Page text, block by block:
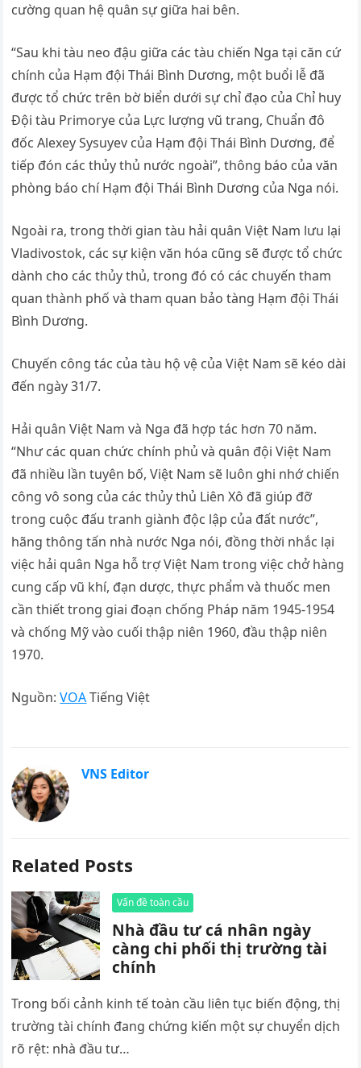
cường quan hệ quân sự giữa hai bên.
“Sau khi tàu neo đậu giữa các tàu chiến Nga tại căn cứ
chính của Hạm đội Thái Bình Dương, một buổi lễ đã
được tổ chức trên bờ biển dưới sự chỉ đạo của Chỉ huy
Đội tàu Primorye của Lực lượng vũ trang, Chuẩn đô
đốc Alexey Sysuyev của Hạm đội Thái Bình Dương, để
tiếp đón các thủy thủ nước ngoài”, thông báo của văn
phòng báo chí Hạm đội Thái Bình Dương của Nga nói.
Ngoài ra, trong thời gian tàu hải quân Việt Nam lưu lại
Vladivostok, các sự kiện văn hóa cũng sẽ được tổ chức
dành cho các thủy thủ, trong đó có các chuyến tham
quan thành phố và tham quan bảo tàng Hạm đội Thái
Bình Dương.
Chuyến công tác của tàu hộ vệ của Việt Nam sẽ kéo dài
đến ngày 31/7.
Hải quân Việt Nam và Nga đã hợp tác hơn 70 năm.
“Như các quan chức chính phủ và quân đội Việt Nam
đã nhiều lần tuyên bố, Việt Nam sẽ luôn ghi nhớ chiến
công vô song của các thủy thủ Liên Xô đã giúp đỡ
trong cuộc đấu tranh giành độc lập của đất nước”,
hãng thông tấn nhà nước Nga nói, đồng thời nhắc lại
việc hải quân Nga hỗ trợ Việt Nam trong việc chở hàng
cung cấp vũ khí, đạn dược, thực phẩm và thuốc men
cần thiết trong giai đoạn chống Pháp năm 1945-1954
và chống Mỹ vào cuối thập niên 1960, đầu thập niên
1970.
Nguồn:VOATiếng Việt
VNS Editor
Related Posts
Vấn đề toàn cầu
Nhà đầu tư cá nhân ngày
càng chi phối thị trường tài
chính
Trong bối cảnh kinh tế toàn cầu liên tục biến động, thị
trường tài chính đang chứng kiến một sự chuyển dịch
rõ rệt: nhà đầu tư…